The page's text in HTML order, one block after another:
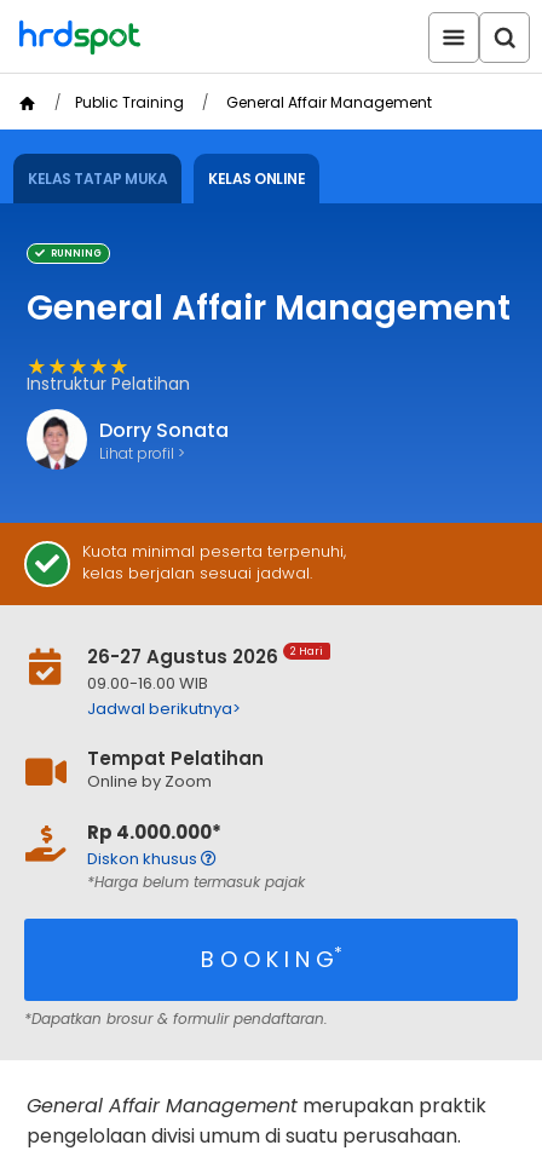
Public Training General Affair Management
KELAS TATAP MUKA KELAS ONLINE
RUNNING
General Affair Management
★★★★★
Instruktur Pelatihan
Dorry Sonata
Lihat profil >
Kuota minimal peserta terpenuhi,
kelas berjalan sesuai jadwal.
26-27 Agustus 2026 2 Hari
09.00-16.00 WIB
Jadwal berikutnya>
Tempat Pelatihan
Online by Zoom
Rp 4.000.000*
Diskon khusus
*Harga belum termasuk pajak
B O O K I N G*
*Dapatkan brosur & formulir pendaftaran.
General Affair Management merupakan praktik
pengelolaan divisi umum di suatu perusahaan.